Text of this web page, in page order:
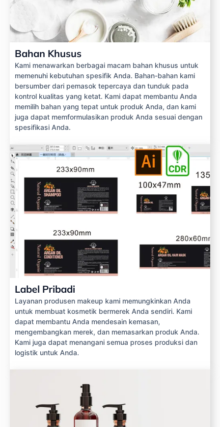
Bahan Khusus
Kami menawarkan berbagai macam bahan khusus untuk
memenuhi kebutuhan spesifik Anda. Bahan-bahan kami
bersumber dari pemasok tepercaya dan tunduk pada
kontrol kualitas yang ketat. Kami dapat membantu Anda
memilih bahan yang tepat untuk produk Anda, dan kami
juga dapat memformulasikan produk Anda sesuai dengan
spesifikasi Anda.
Label Pribadi
Layanan produsen makeup kami memungkinkan Anda
untuk membuat kosmetik bermerek Anda sendiri. Kami
dapat membantu Anda mendesain kemasan,
mengembangkan merek, dan memasarkan produk Anda.
Kami juga dapat menangani semua proses produksi dan
logistik untuk Anda.